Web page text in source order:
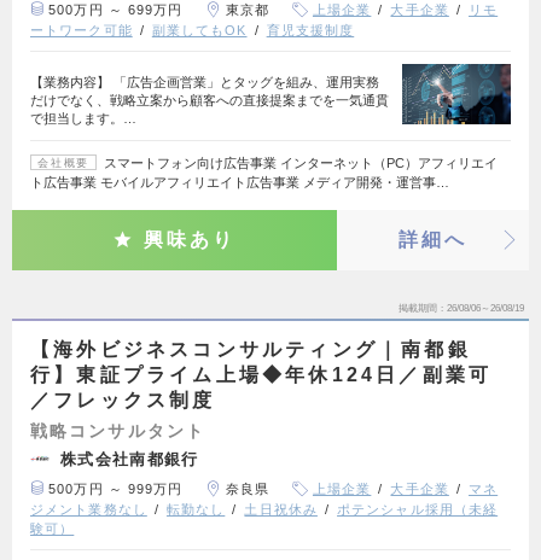
500万円 ～ 699万円 東京都 上場企業 大手企業
リモ
ートワーク可能
副業してもOK 育児支援制度
【業務内容】 「広告企画営業」とタッグを組み、運用実務
だけでなく、戦略立案から顧客への直接提案までを一気通貫
で担当します。…
会社概要
スマートフォン向け広告事業 インターネット（PC）アフィリエイ
ト広告事業 モバイルアフィリエイト広告事業 メディア開発・運営事…
興味あり 詳細へ
掲載期間 26/08/06～26/08/19
【海外ビジネスコンサルティング｜南都銀
行】東証プライム上場◆年休124日／副業可
／フレックス制度
戦略コンサルタント
株式会社南都銀行
500万円 ～ 999万円 奈良県 上場企業 大手企業
マネ
ジメント業務なし
転勤なし 土日祝休み
ポテンシャル採用（未経
験可）